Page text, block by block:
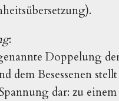
:
Doppelung
dem Besessenen
dar: zu